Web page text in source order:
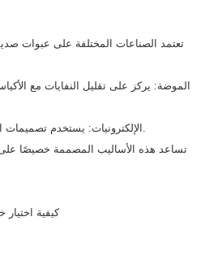
تعتمد الصناعات المختلفة على عبوات
الموضة: يركز على تقليل النفايات مع
الإلكترونيات: يستخدم تصميمات الحد الأدنى لتقليل استخدام المواد.
تساعد هذه الأساليب المصممة خصيصًا على